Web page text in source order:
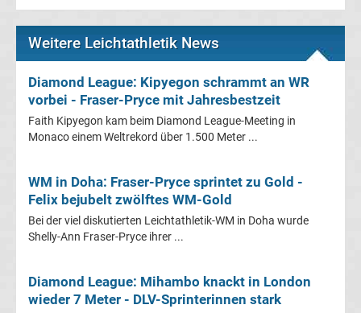
League
Tabelle
Europa
League
Ergebnisse
League
Weitere Leichtathletik News
Diamond League: Kipyegon schrammt an WR
vorbei - Fraser-Pryce mit Jahresbestzeit
Faith Kipyegon kam beim Diamond League-Meeting in
Monaco einem Weltrekord über 1.500 Meter ...
WM in Doha: Fraser-Pryce sprintet zu Gold -
Felix bejubelt zwölftes WM-Gold
Bei der viel diskutierten Leichtathletik-WM in Doha wurde
Shelly-Ann Fraser-Pryce ihrer ...
Diamond League: Mihambo knackt in London
wieder 7 Meter - DLV-Sprinterinnen stark